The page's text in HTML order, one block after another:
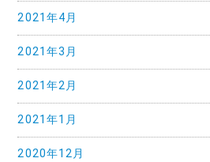
2021年4月
2021年3月
2021年2月
2021年1月
2020年12月